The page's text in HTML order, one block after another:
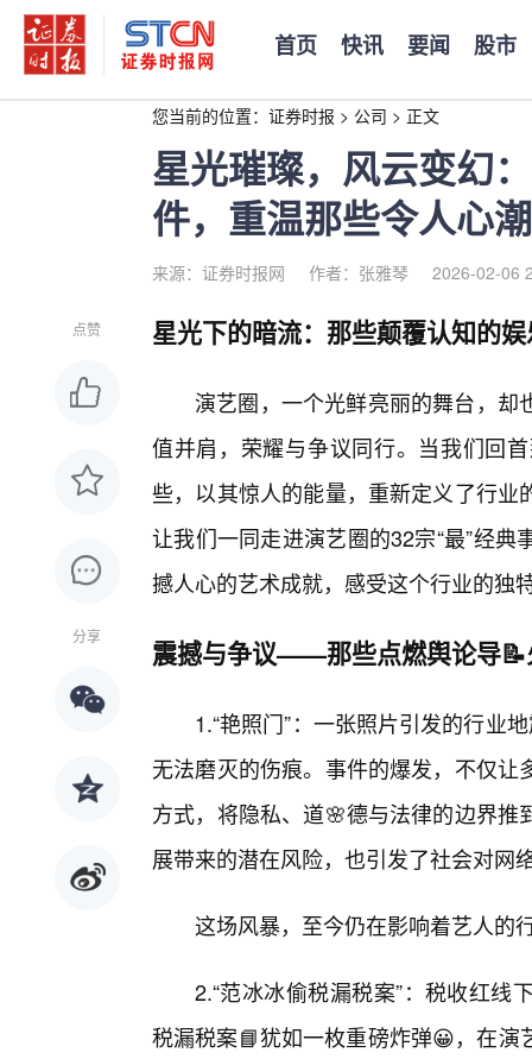
首页 快讯 要闻 股市
您当前的位置： 证券时报 > 公司 > 正文
星光璀璨，风云变幻
件，重温那些令人心
来源：证券时报网 作者：张雅琴 2026-02-06
点赞
分享
星光下的暗流：那些颠覆认知的
演艺圈，一个光鲜亮丽的舞台，却
值并肩，荣耀与争议同行。当我们回
些，以其惊人的能量，重新定义了行
让我们一同走进演艺圈的32宗“最”经
撼人心的艺术成就，感受这个行业的独
震撼与争议——那些点燃舆论导📝
1.“艳照门”：一张照片引发的行业
无法磨灭的伤痕。事件的爆发，不仅
方式，将隐私、道🌸德与法律的边界
展带来的潜在风险，也引发了社会对网
这场风暴，至今仍在影响着艺人的
2.“范冰冰偷税漏税案”：税收红线
税漏税案📘犹如一枚重磅炸弹😀，在